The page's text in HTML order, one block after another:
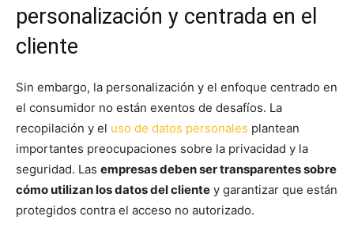
personalización y centrada en el
cliente
Sin embargo, la personalización y el enfoque centrado en
el consumidor no están exentos de desafíos. La
recopilación y el uso de datos personales plantean
importantes preocupaciones sobre la privacidad y la
seguridad. Las empresas deben ser transparentes sobre
cómo utilizan los datos del cliente y garantizar que están
protegidos contra el acceso no autorizado.